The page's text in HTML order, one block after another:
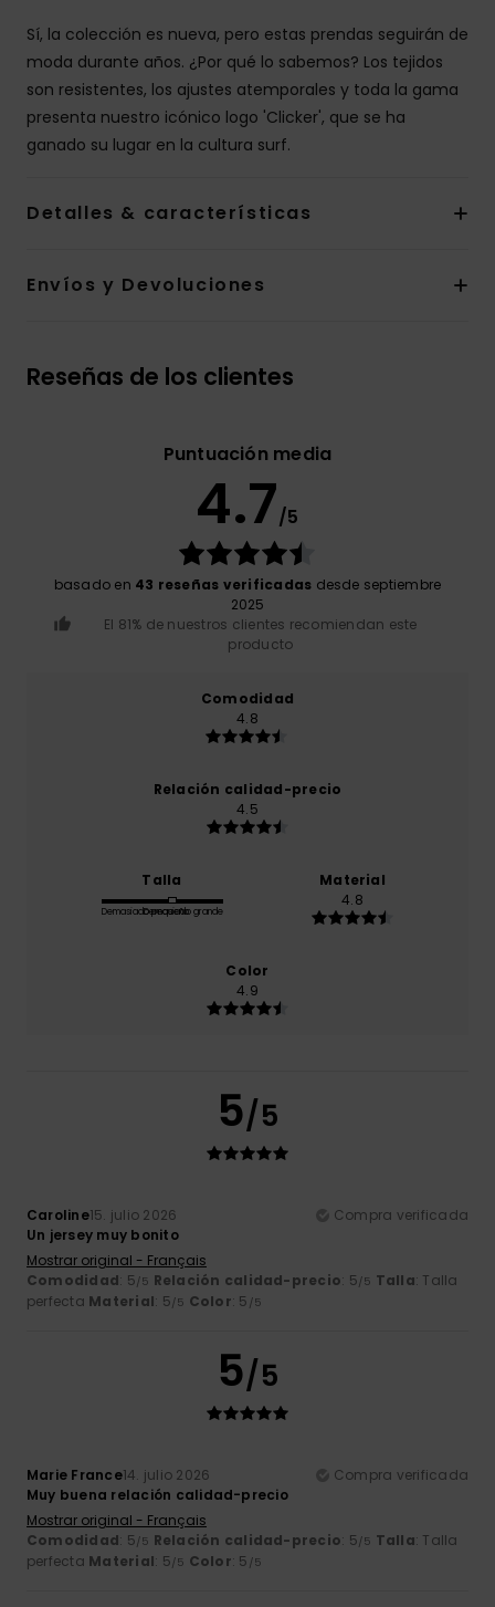
Sí, la colección es nueva, pero estas prendas seguirán de
moda durante años. ¿Por qué lo sabemos? Los tejidos
son resistentes, los ajustes atemporales y toda la gama
presenta nuestro icónico logo 'Clicker', que se ha
ganado su lugar en la cultura surf.
Detalles & características
Envíos y Devoluciones
Reseñas de los clientes
Puntuación media
4.7/5
basado en 43 reseñas verificadas desde septiembre
2025
El 81% de nuestros clientes recomiendan este
producto
Comodidad
4.8
Relación calidad-precio
4.5
Talla
Demasiado pequeño
Demasiado grande
Material
4.8
Color
4.9
5/5
Caroline15. julio 2026
Compra verificada
Un jersey muy bonito
Mostrar original - Français
Comodidad: 5/5 Relación calidad-precio: 5/5 Talla: Talla
perfecta Material: 5/5 Color: 5 /5
5/5
Marie France14. julio 2026
Compra verificada
Muy buena relación calidad-precio
Mostrar original - Français
Comodidad: 5/5 Relación calidad-precio: 5/5 Talla: Talla
perfecta Material: 5/5 Color: 5 /5